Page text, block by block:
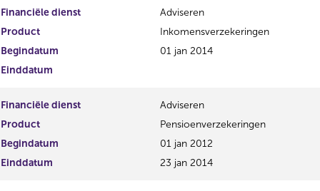
Financiële dienst
Adviseren
Product
Inkomensverzekeringen
Begindatum
01 jan 2014
Einddatum
Financiële dienst
Adviseren
Product
Pensioenverzekeringen
Begindatum
01 jan 2012
Einddatum
23 jan 2014